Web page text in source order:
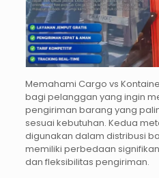
Memahami Cargo vs
bagi pelanggan yang ingin
pengiriman barang yang
sesuai kebutuhan. Kedua
digunakan dalam distribusi
memiliki perbedaan
dan fleksibilitas pengiriman.